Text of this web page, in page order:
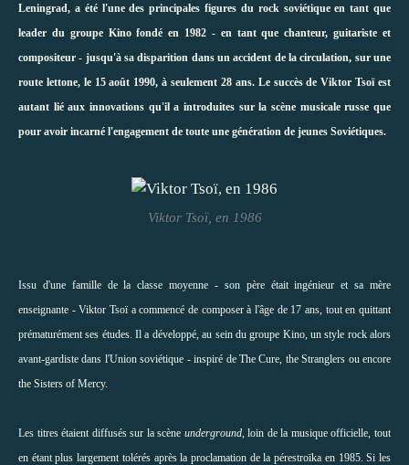
Leningrad, a été l'une des principales figures du rock soviétique en tant que
leader du groupe Kino fondé en 1982 - en tant que chanteur, guitariste et
compositeur - jusqu'à sa disparition dans un accident de la circulation, sur une
route lettone, le 15 août 1990, à seulement 28 ans. Le succès de Viktor Tsoï est
autant lié aux innovations qu'il a introduites sur la scène musicale russe que
pour avoir incarné l'engagement de toute une génération de jeunes Soviétiques.
Viktor Tsoï, en 1986
Issu d'une famille de la classe moyenne - son père était ingénieur et sa mère
enseignante - Viktor Tsoï a commencé de composer à l'âge de 17 ans, tout en quittant
prématurément ses études. Il a développé, au sein du groupe Kino, un style rock alors
avant-gardiste dans l'Union soviétique - inspiré de The Cure, the Stranglers ou encore
the Sisters of Mercy.
Les titres étaient diffusés sur la scène underground, loin de la musique officielle, tout
en étant plus largement tolérés après la proclamation de la pérestroïka en 1985. Si les